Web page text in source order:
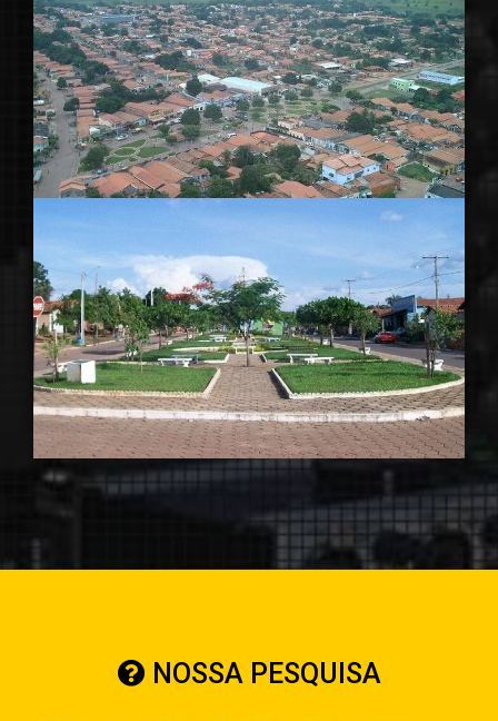
NOSSA PESQUISA